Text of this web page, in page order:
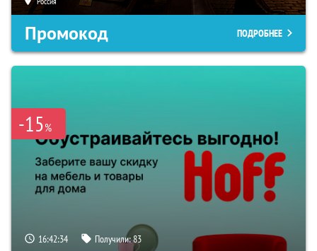
Промокод ПОДРОБНЕЕ
-15%
16:42:34 Получили:83